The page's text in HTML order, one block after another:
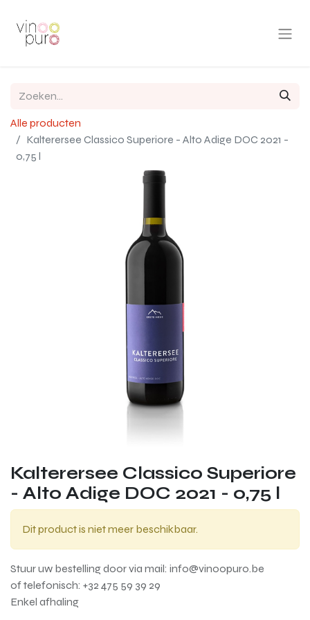
Alle producten
Kalterersee Classico Superiore - Alto Adige DOC 2021 -
0,75 l
Kalterersee Classico Superiore
- Alto Adige DOC 2021 - 0,75 l
Dit product is niet meer beschikbaar.
Stuur uw bestelling door via mail: info@vinoopuro.be
of telefonisch: +32 475 59 39 29
Enkel afhaling